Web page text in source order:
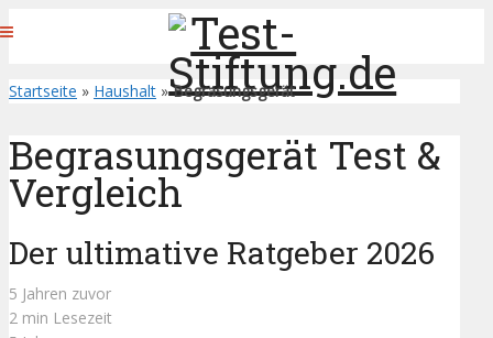
Startseite » Haushalt »Begrasungsgerät
Begrasungsgerät Test &
Vergleich
Der ultimative Ratgeber 2026
5 Jahren zuvor
2 min Lesezeit